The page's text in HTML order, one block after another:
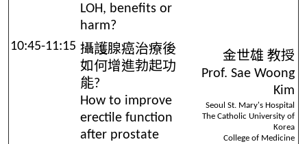
LOH, benefits or
harm?
10:45-11:15 攝護腺癌治療後
如何增進勃起功
能?
How to improve
erectile function
after prostate
金世雄 教授
Prof. Sae Woong
Kim
Seoul St. Mary's Hospital
The Catholic University of
Korea
College of Medicine